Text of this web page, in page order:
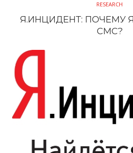
RESEARCH
Я.ИНЦИДЕНТ: ПОЧЕМУ
СМС?